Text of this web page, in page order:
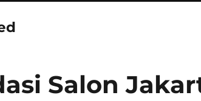
Salon